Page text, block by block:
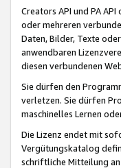
Creators API und PA
oder mehreren
Daten, Bilder, Texte
anwendbaren
diesen verbundenen
Sie dürfen den
verletzen. Sie dürfen
maschinelles Lernen
Die Lizenz endet mit
Vergütungskatalog
schriftliche Mitteilung an